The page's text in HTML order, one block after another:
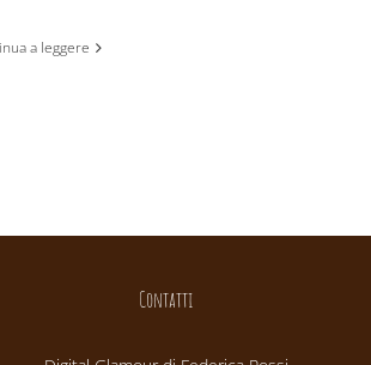
a leggere
Contatti